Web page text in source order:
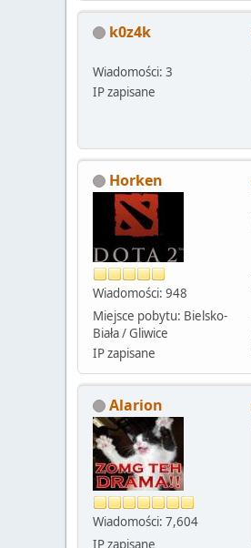
k0z4k
Wiadomości: 3
IP zapisane
Horken
Wiadomości: 948
Miejsce pobytu: Bielsko-
Biała / Gliwice
IP zapisane
Alarion
Wiadomości: 7,604
IP zapisane